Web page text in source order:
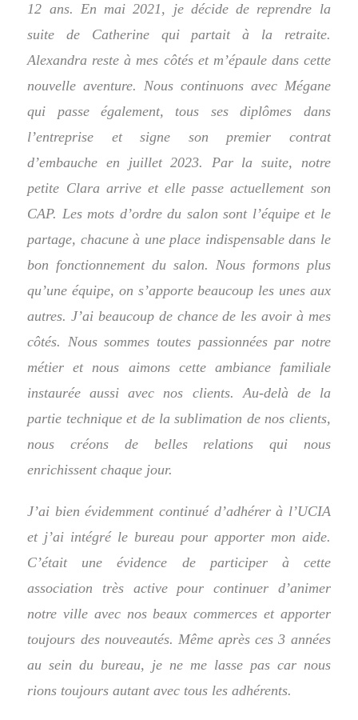
12 ans. En mai 2021, je décide de reprendre la
suite de Catherine qui partait à la retraite.
Alexandra reste à mes côtés et m’épaule dans cette
nouvelle aventure. Nous continuons avec Mégane
qui passe également, tous ses diplômes dans
l’entreprise et signe son premier contrat
d’embauche en juillet 2023. Par la suite, notre
petite Clara arrive et elle passe actuellement son
CAP. Les mots d’ordre du salon sont l’équipe et le
partage, chacune à une place indispensable dans le
bon fonctionnement du salon. Nous formons plus
qu’une équipe, on s’apporte beaucoup les unes aux
autres. J’ai beaucoup de chance de les avoir à mes
côtés. Nous sommes toutes passionnées par notre
métier et nous aimons cette ambiance familiale
instaurée aussi avec nos clients. Au-delà de la
partie technique et de la sublimation de nos clients,
nous créons de belles relations qui nous
enrichissent chaque jour.
J’ai bien évidemment continué d’adhérer à l’UCIA
et j’ai intégré le bureau pour apporter mon aide.
C’était une évidence de participer à cette
association très active pour continuer d’animer
notre ville avec nos beaux commerces et apporter
toujours des nouveautés. Même après ces 3 années
au sein du bureau, je ne me lasse pas car nous
rions toujours autant avec tous les adhérents.